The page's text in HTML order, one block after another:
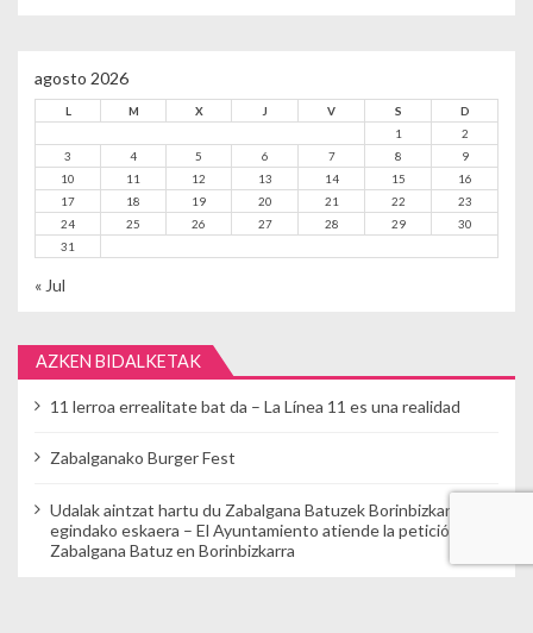
agosto 2026
L M X J V S
D
1
2
3
4 5 6 7 8
9
10
11 12 13 14 15
16
17
18 19 20 21 22
23
24
25 26 27 28 29
30
31
« Jul
AZKEN BIDALKETAK
11 lerroa errealitate bat da – La Línea 11 es una realidad
Zabalganako Burger Fest
Udalak aintzat hartu du Zabalgana Batuzek Borinbizkarran
egindako eskaera – El Ayuntamiento atiende la petición de
Zabalgana Batuz en Borinbizkarra